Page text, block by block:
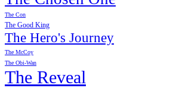
The Con
The Good King
The Hero's Journey
The McCoy
The Obi-Wan
The Reveal